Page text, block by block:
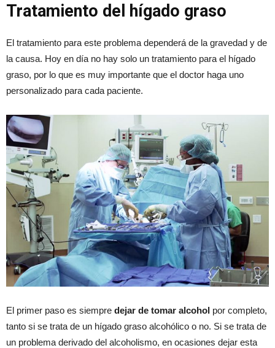
Tratamiento del hígado graso
El tratamiento para este problema dependerá de la gravedad y de
la causa. Hoy en día no hay solo un tratamiento para el hígado
graso, por lo que es muy importante que el doctor haga uno
personalizado para cada paciente.
El primer paso es siempre dejar de tomar alcohol por completo,
tanto si se trata de un hígado graso alcohólico o no. Si se trata de
un problema derivado del alcoholismo, en ocasiones dejar esta